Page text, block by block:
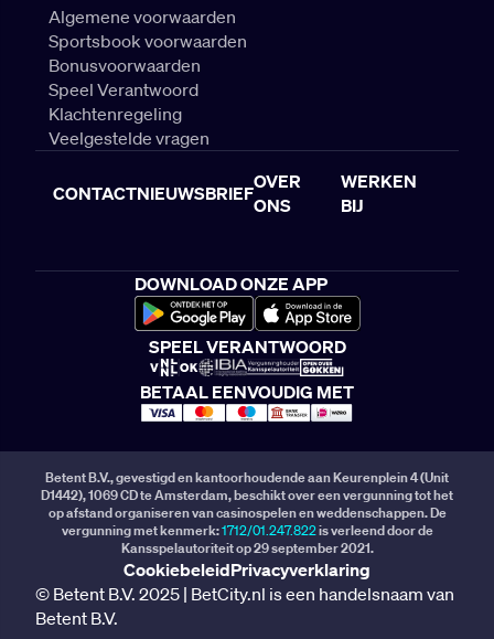
Algemene voorwaarden
Sportsbook voorwaarden
Bonusvoorwaarden
Speel Verantwoord
Klachtenregeling
Veelgestelde vragen
CONTACTNIEUWSBRIEF
OVER
ONS
WERKEN
BIJ
DOWNLOAD ONZE APP
SPEEL VERANTWOORD
BETAAL EENVOUDIG MET
Betent B.V., gevestigd en kantoorhoudende aan Keurenplein 4 (Unit
D1442), 1069 CD te Amsterdam, beschikt over een vergunning tot het
op afstand organiseren van casinospelen en weddenschappen. De
vergunning met kenmerk:1712/01.247.822is verleend door de
Kansspelautoriteit op 29 september 2021.
CookiebeleidPrivacyverklaring
© Betent B.V. 2025 | BetCity.nl is een handelsnaam van
Betent B.V.